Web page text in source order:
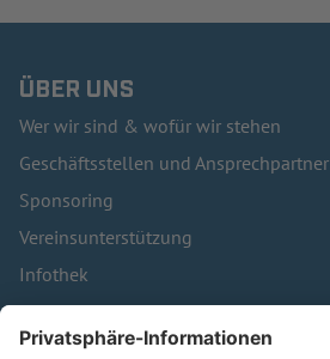
ÜBER UNS
Wer wir sind & wofür wir stehen
Geschäftsstellen und Ansprechpartner
Sponsoring
Vereinsunterstützung
Infothek
Kontakt